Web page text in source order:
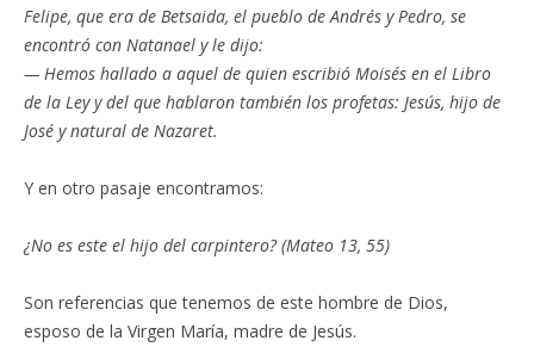
Felipe, que era de Betsaida, el pueblo de Andrés y Pedro, se
encontró con Natanael y le dijo:
— Hemos hallado a aquel de quien escribió Moisés en el Libro
de la Ley y del que hablaron también los profetas: Jesús, hijo de
José y natural de Nazaret.
Y en otro pasaje encontramos:
¿No es este el hijo del carpintero? (Mateo 13, 55)
Son referencias que tenemos de este hombre de Dios,
esposo de la Virgen María, madre de Jesús.